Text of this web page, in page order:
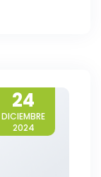
24
DICIEMBRE
2024